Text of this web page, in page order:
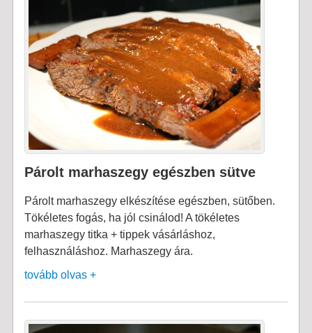
Párolt marhaszegy egészben sütve
Párolt marhaszegy elkészítése egészben, sütőben.
Tökéletes fogás, ha jól csinálod! A tökéletes
marhaszegy titka + tippek vásárláshoz,
felhasználáshoz. Marhaszegy ára.
tovább olvas +